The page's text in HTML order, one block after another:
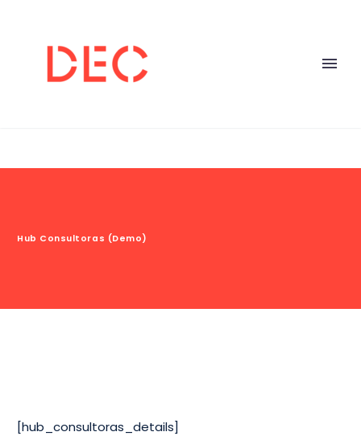
Hub Consultoras (Demo)
[hub_consultoras_details]